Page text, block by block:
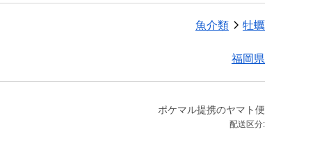
魚介類 牡蠣
福岡県
ポケマル提携のヤマト便
配送区分: